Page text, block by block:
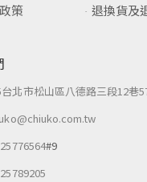
策
退換貨及
北市松山區八德路三段12巷
#9